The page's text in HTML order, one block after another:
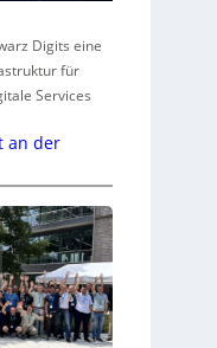
Digits eine
für
Services
an der